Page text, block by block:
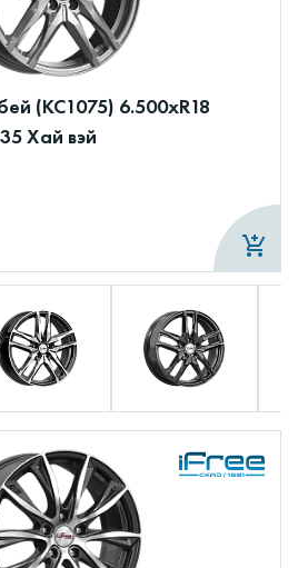
(КС1075) 6.500xR18
Хай вэй